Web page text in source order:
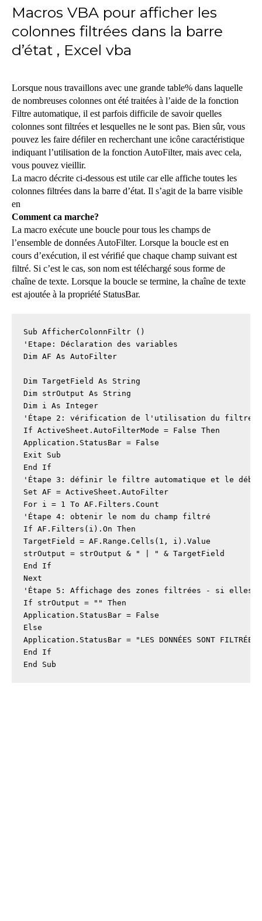
Macros VBA pour afficher les
colonnes filtrées dans la barre
d’état , Excel vba
Lorsque nous travaillons avec une grande table% dans laquelle
de nombreuses colonnes ont été traitées à l’aide de la fonction
Filtre automatique, il est parfois difficile de savoir quelles
colonnes sont filtrées et lesquelles ne le sont pas. Bien sûr, vous
pouvez les faire défiler en recherchant une icône caractéristique
indiquant l’utilisation de la fonction AutoFilter, mais avec cela,
vous pouvez vieillir.
La macro décrite ci-dessous est utile car elle affiche toutes les
colonnes filtrées dans la barre d’état. Il s’agit de la barre visible
en
Comment ca marche?
La macro exécute une boucle pour tous les champs de
l’ensemble de données AutoFilter. Lorsque la boucle est en
cours d’exécution, il est vérifié que chaque champ suivant est
filtré. Si c’est le cas, son nom est téléchargé sous forme de
chaîne de texte. Lorsque la boucle se termine, la chaîne de texte
est ajoutée à la propriété StatusBar.
Sub AfficherColonnFiltr ()
'Etape: Déclaration des variables
Dim AF As AutoFilter
Dim TargetField As String
Dim strOutput As String
Dim i As Integer
'Étape 2: vérification de l'utilisation du filtre
If ActiveSheet.AutoFilterMode = False Then
Application.StatusBar = False
Exit Sub
End If
'Étape 3: définir le filtre automatique et le
Set AF = ActiveSheet.AutoFilter
For i = 1 To AF.Filters.Count
'Étape 4: obtenir le nom du champ filtré
If AF.Filters(i).On Then
TargetField = AF.Range.Cells(1, i).Value
strOutput = strOutput & " | " & TargetField
End If
Next
'Étape 5: Affichage des zones filtrées - si elles
If strOutput = "" Then
Application.StatusBar = False
Else
Application.StatusBar = "LES DONNÉES SONT
End If
End Sub